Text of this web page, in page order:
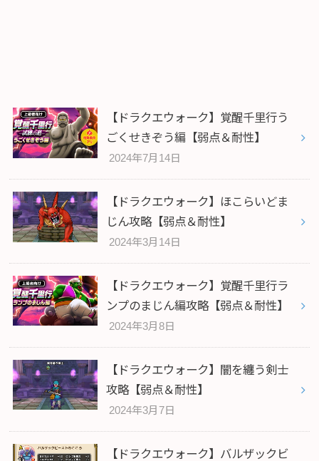
【ドラクエウォーク】覚醒千里行う
ごくせきぞう編【弱点＆耐性】
2024年7月14日
【ドラクエウォーク】ほこらいどま
じん攻略【弱点＆耐性】
2024年3月14日
【ドラクエウォーク】覚醒千里行ラ
ンプのまじん編攻略【弱点＆耐性】
2024年3月8日
【ドラクエウォーク】闇を纏う剣士
攻略【弱点＆耐性】
2024年3月7日
【ドラクエウォーク】バルザックビ